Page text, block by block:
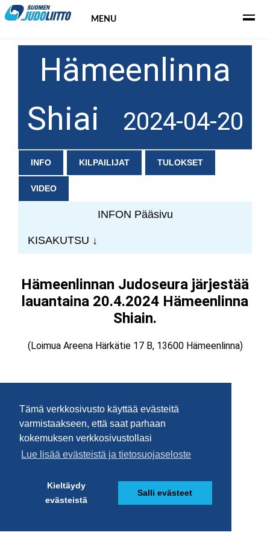
Tämä verkkosivusto käyttää evästeitä
varmistaakseen, että saat parhaan
kokemuksen verkkosivustollasi
Lue lisää evästeistä ja tietosuojaseloste
Kieltäydy
evästeistä
Salli evästeet
MENU
Hämeenlinna
Shiai
2024-04-20
INFO KILPAILIJAT TULOKSET
VIDEO
INFON Pääsivu
KISAKUTSU ↓